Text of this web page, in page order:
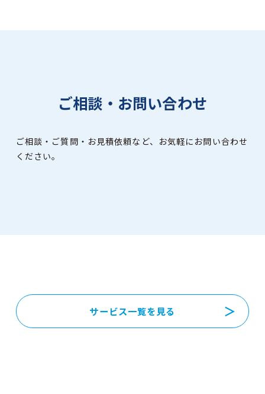
ご相談・お問い合わせ
ご相談・ご質問・お見積依頼など、お気軽にお問い合わせ
ください。
サービス一覧を見る